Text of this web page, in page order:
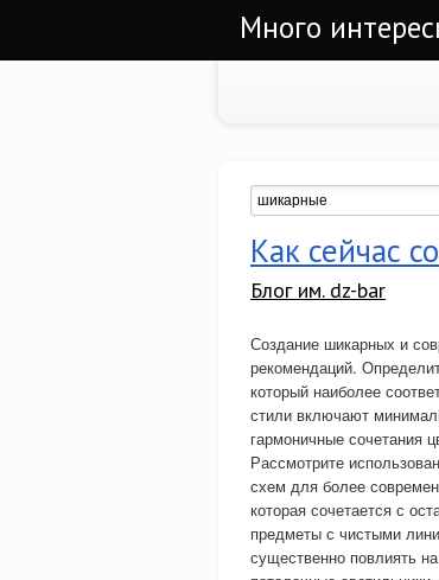
Много
Как сейчас
Блог им. dz-bar
Создание шикарных и
рекомендаций.
который наиболее
стили включают
гармоничные сочетания
Рассмотрите
схем для более
которая сочетается с
предметы с чистыми
существенно повлиять